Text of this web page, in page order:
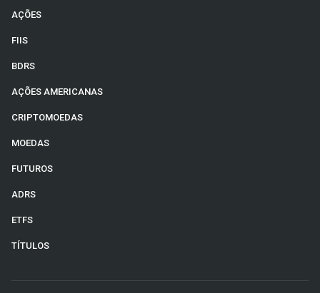
AÇÕES
FIIS
BDRS
AÇÕES AMERICANAS
CRIPTOMOEDAS
MOEDAS
FUTUROS
ADRS
ETFS
TÍTULOS